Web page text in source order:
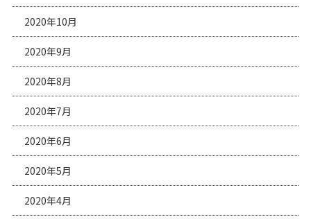
2020年10月
2020年9月
2020年8月
2020年7月
2020年6月
2020年5月
2020年4月